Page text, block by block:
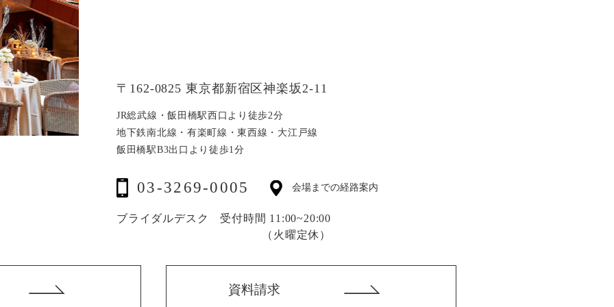
〒162-0825 東京都新宿区神楽坂2-11
JR総武線・飯田橋駅西口より徒歩2分
地下鉄南北線・有楽町線・東西線・大江戸線
飯田橋駅B3出口より徒歩1分
会場までの経路案内
03-3269-0005
ブライダルデスク 受付時間 11:00~20:00
（火曜定休）
資料請求